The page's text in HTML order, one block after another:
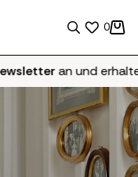
0
und erhalten Sie10%